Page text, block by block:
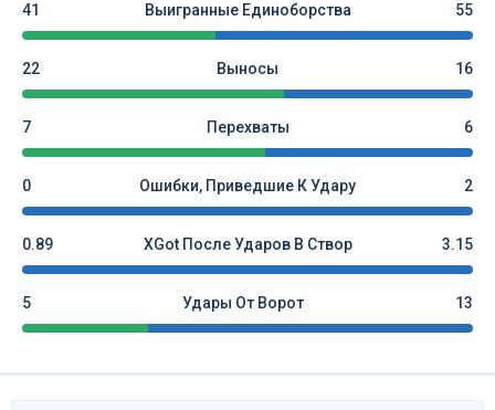
41 Выигранные Единоборства 55
22 Выносы 16
7 Перехваты 6
0 Ошибки, Приведшие К Удару 2
0.89 XGot После Ударов В Створ 3.15
5 Удары От Ворот 13